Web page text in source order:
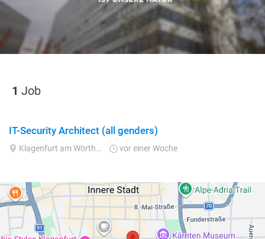
1 Job
IT-Security Architect (all genders)
Klagenfurt am Wörthersee vor einer Woche